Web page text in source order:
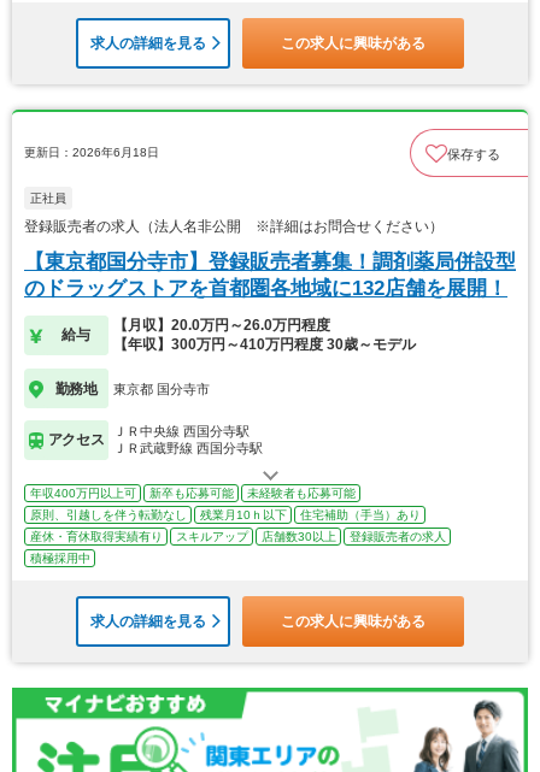
求人の詳細を見る この求人に興味がある
更新日：2026年6月18日 保存する
正社員
登録販売者の求人（法人名非公開 ※詳細はお問合せください）
【東京都国分寺市】登録販売者募集！調剤薬局併設型
のドラッグストアを首都圏各地域に132店舗を展開！
給与
【月収】20.0万円～26.0万円程度
【年収】300万円～410万円程度 30歳～モデル
勤務地 東京都 国分寺市
アクセス
ＪＲ中央線 西国分寺駅
ＪＲ武蔵野線 西国分寺駅
年収400万円以上可 新卒も応募可能
未経験者も応募可能
原則、引越しを伴う転勤なし
残業月10ｈ以下
住宅補助（手当）あり
産休・育休取得実績有り
スキルアップ 店舗数30以上
登録販売者の求人
積極採用中
求人の詳細を見る この求人に興味がある